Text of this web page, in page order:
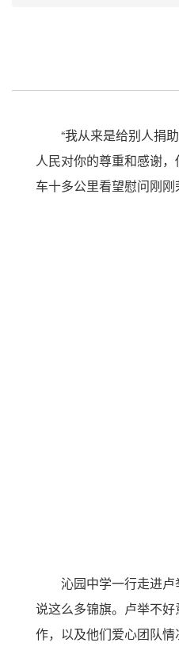
“我从来是给别人捐
人民对你的尊重和感谢
车十多公里看望慰问刚
沁园中学一行走进
说这么多锦旗。卢举不
作，以及他们爱心团队